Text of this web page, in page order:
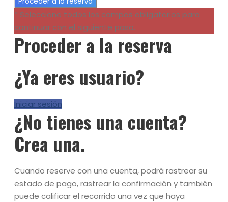
* Seleccione todos los campos obligatorios para
continuar con el siguiente paso.
Proceder a la reserva
¿Ya eres usuario?
Iniciar sesión
¿No tienes una cuenta?
Crea una.
Cuando reserve con una cuenta, podrá rastrear su
estado de pago, rastrear la confirmación y también
puede calificar el recorrido una vez que haya